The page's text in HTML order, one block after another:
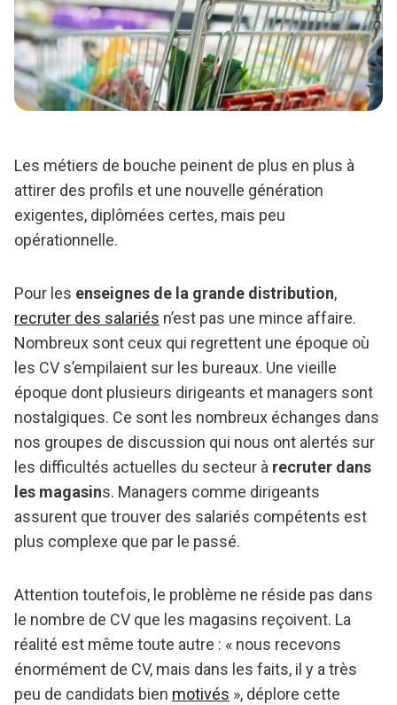
Les métiers de bouche peinent de plus en plus à
attirer des profils et une nouvelle génération
exigentes, diplômées certes, mais peu
opérationnelle.
Pour les enseignes de la grande distribution,
recruter des salariés n’est pas une mince affaire.
Nombreux sont ceux qui regrettent une époque où
les CV s’empilaient sur les bureaux. Une vieille
époque dont plusieurs dirigeants et managers sont
nostalgiques. Ce sont les nombreux échanges dans
nos groupes de discussion qui nous ont alertés sur
les difficultés actuelles du secteur à recruter dans
les magasins. Managers comme dirigeants
assurent que trouver des salariés compétents est
plus complexe que par le passé.
Attention toutefois, le problème ne réside pas dans
le nombre de CV que les magasins reçoivent. La
réalité est même toute autre : « nous recevons
énormément de CV, mais dans les faits, il y a très
peu de candidats bien motivés », déplore cette